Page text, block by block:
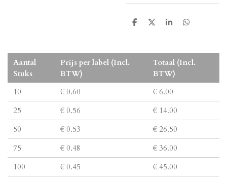
D
n
D
S
e
D
n
Aantal
Stuks
Prijs per label (Incl.
BTW)
Totaal (Incl.
BTW)
10
€ 0.60
€ 6.00
25
€ 0.56
€ 14.00
50
€ 0.53
€ 26.50
75
€ 0.48
€ 36.00
100
€ 0.45
€ 45.00